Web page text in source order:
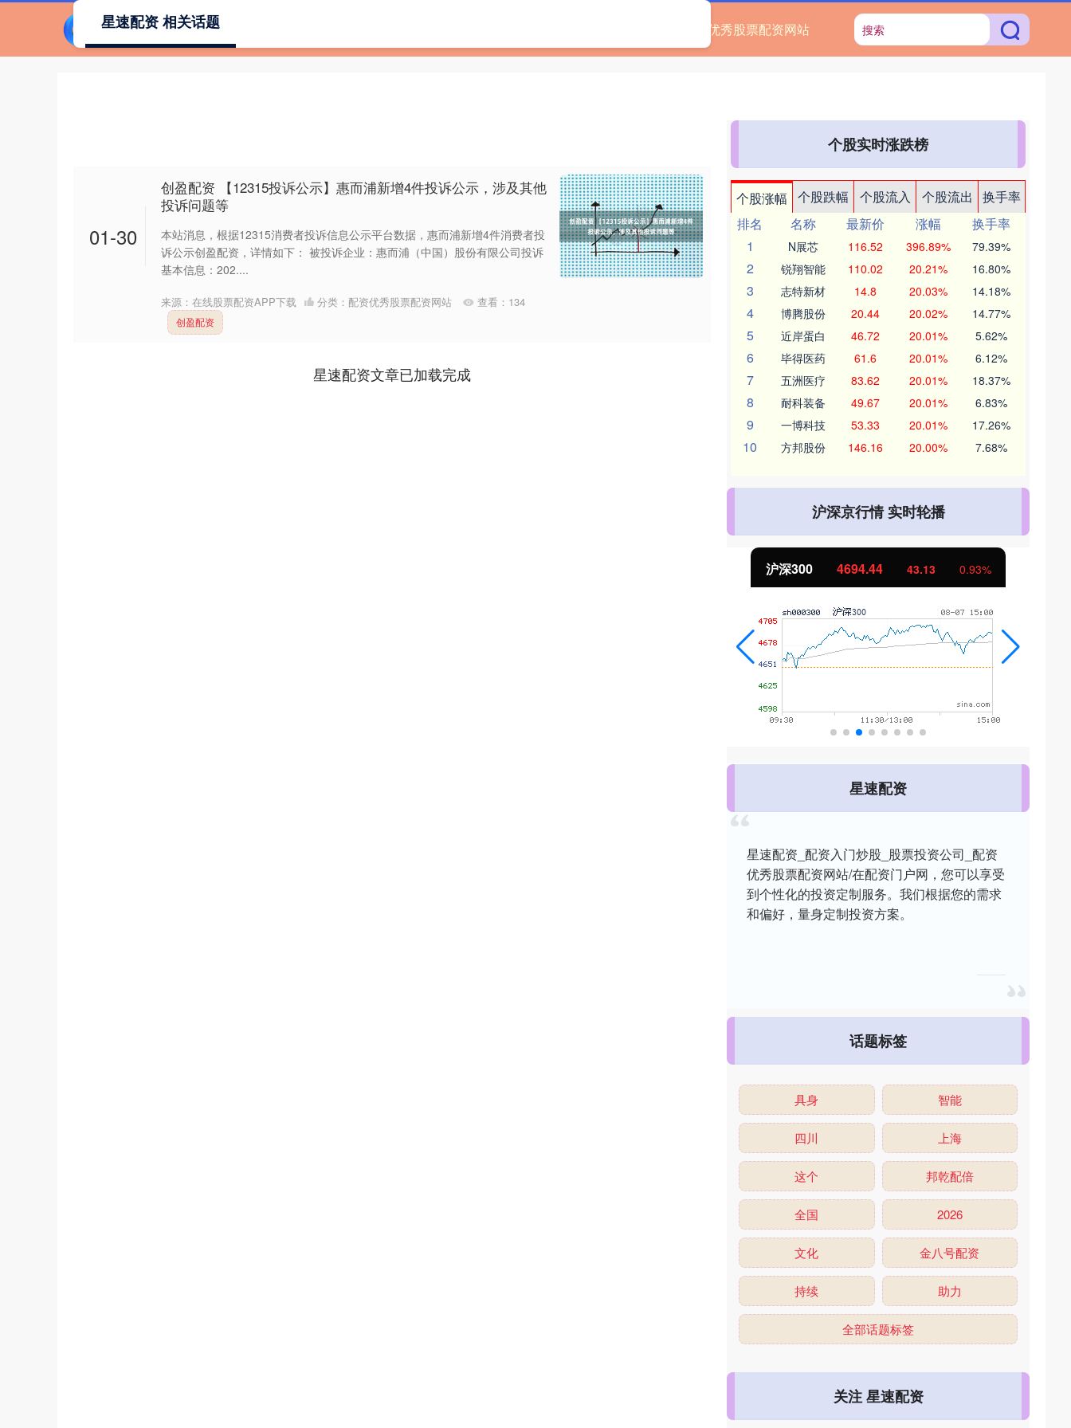
配资优秀股票配资网站
星速配资 相关话题
01-30
创盈配资 【12315投诉公示】惠而浦新增4件投诉公示，涉及其他
投诉问题等
本站消息，根据12315消费者投诉信息公示平台数据，惠而浦新增4件消费者投
诉公示创盈配资，详情如下： 被投诉企业：惠而浦（中国）股份有限公司投诉
基本信息：202....
来源：在线股票配资APP下载 分类： 配资优秀股票配资网站 查看： 134
创盈配资
星速配资文章已加载完成
个股实时涨跌榜
个股涨幅 个股跌幅 个股流入 个股流出
换手率
排名
名称 最新价 涨幅
换手率
1
N展芯 116.52 396.89% 79.39%
2 锐翔智能 110.02 20.21% 16.80%
3 志特新材 14.8 20.03% 14.18%
4 博腾股份 20.44 20.02% 14.77%
5 近岸蛋白 46.72 20.01% 5.62%
6 毕得医药 61.6 20.01% 6.12%
7 五洲医疗 83.62 20.01% 18.37%
8 耐科装备 49.67 20.01% 6.83%
9 一博科技 53.33 20.01% 17.26%
10 方邦股份 146.16 20.00% 7.68%
沪深京行情 实时轮播
沪深300 4694.44 43.13 0.93%
星速配资
星速配资_配资入门炒股_股票投资公司_配资
优秀股票配资网站/在配资门户网，您可以享受
到个性化的投资定制服务。我们根据您的需求
和偏好，量身定制投资方案。
话题标签
具身 智能
四川 上海
这个 邦乾配倍
全国 2026
文化 金八号配资
持续 助力
全部话题标签
关注 星速配资